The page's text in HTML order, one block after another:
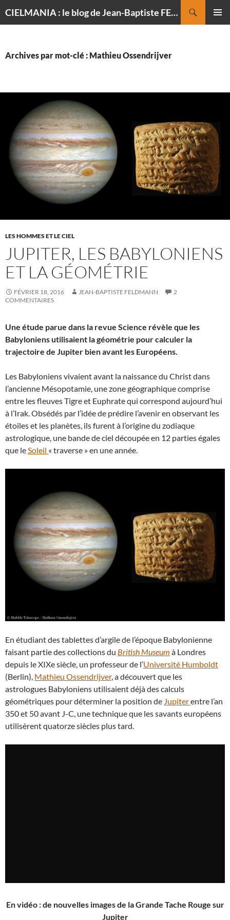
CIELMANIA : le blog de Jean-Baptiste FELDMANN, photographe du ciel
Archives par mot-clé : Mathieu Ossendrijver
LES HOMMES ET LE CIEL
JUPITER, LES BABYLONIENS
ET LA GÉOMÉTRIE
FÉVRIER 18, 2016 JEAN-BAPTISTE FELDMANN
2
COMMENTAIRES
Une étude parue dans la revue Science révèle que les
Babyloniens utilisaient la géométrie pour calculer la
trajectoire de Jupiter bien avant les Européens.
Les Babyloniens vivaient avant la naissance du Christ dans
l’ancienne Mésopotamie, une zone géographique comprise
entre les fleuves Tigre et Euphrate qui correspond aujourd’hui
à l’Irak. Obsédés par l’idée de prédire l’avenir en observant les
étoiles et les planètes, ils furent à l’origine du zodiaque
astrologique, une bande de ciel découpée en 12 parties égales
que leSoleil « traverse » en une année.
En étudiant des tablettes d’argile de l’époque Babylonienne
faisant partie des collections du British Museum à Londres
depuis le XIXe siècle, un professeur de l’Université Humboldt
(Berlin), Mathieu Ossendrijver, a découvert que les
astrologues Babyloniens utilisaient déjà des calculs
géométriques pour déterminer la position de Jupiterentre l’an
350 et 50 avant J-C, une technique que les savants européens
utilisèrent quatorze siècles plus tard.
En vidéo : de nouvelles images de la Grande Tache Rouge sur
Jupiter